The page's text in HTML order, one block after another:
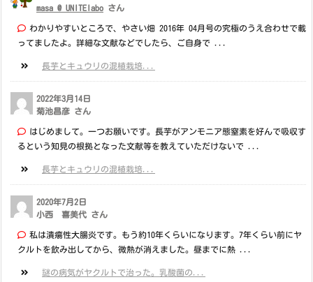
masa @ UNITElabo さん
わかりやすいところで、やさい畑 2016年 04月号の究極のうえ合わせで載
ってましたよ。詳細な文献などでしたら、ご自身で ...
長芋とキュウリの混植栽培...
2022年3月14日
菊池昌彦 さん
はじめまして。一つお願いです。長芋がアンモニア態窒素を好んで吸収す
るという知見の根拠となった文献等を教えていただけないで ...
長芋とキュウリの混植栽培...
2020年7月2日
小西 喜美代 さん
私は潰瘍性大腸炎です。もう約10年くらいになります。7年くらい前にヤ
クルトを飲み出してから、微熱が消えました。昼までに熱 ...
謎の病気がヤクルトで治った。乳酸菌の...